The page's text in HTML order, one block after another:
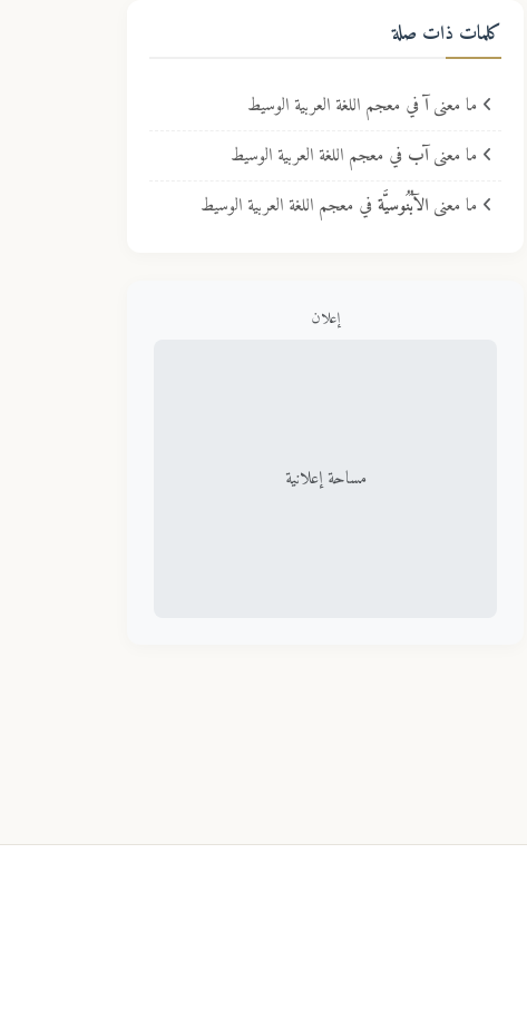
كلمات ذات صلة
ما معنىآفي معجم اللغة العربية الوسيط
ما معنىآب في معجم اللغة العربية الوسيط
ما معنى الآبُنُوسيَّةفي معجم اللغة العربية الوسيط
إعلان
مساحة إعلانية